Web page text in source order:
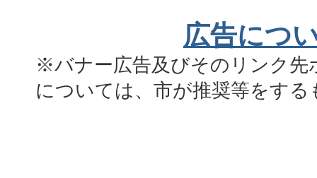
広告につ
※バナー広告及びそのリンク先
については、市が推奨等をす